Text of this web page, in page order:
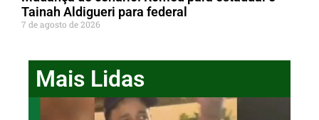
Tainah Aldigueri para federal
7 de agosto de 2026
Mais Lidas